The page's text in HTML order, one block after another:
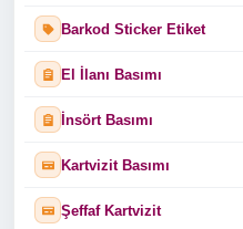
Barkod Sticker Etiket
El İlanı Basımı
İnsört Basımı
Kartvizit Basımı
Şeffaf Kartvizit